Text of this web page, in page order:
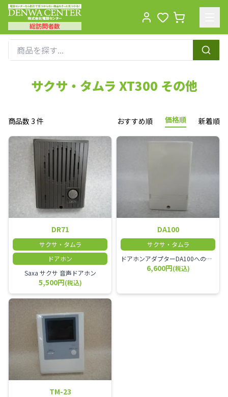
総訪問者数
サクサ・タムラ XT300 その他
商品数 3 件 おすすめ順 価格順 新着順
DR71
サクサ・タムラ
ドアホン
Saxa サクサ 音声ドアホン
5,500円(税込)
DA100
サクサ・タムラ
ドアホンアダプターDA100へのドアホン接続台数は1台のみDA100はActysに最大2個接続可能
6,600円(税込)
TM-23